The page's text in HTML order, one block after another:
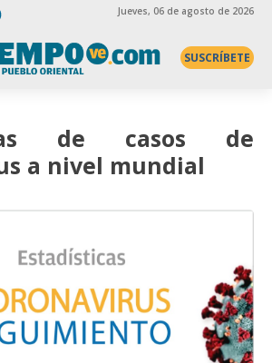
Jueves, 06 de agosto de 2026
SUSCRÍBETE
de casos de
a nivel mundial